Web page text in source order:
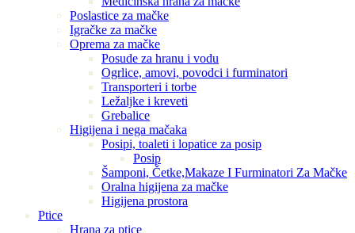
Poslastice za mačke
Igračke za mačke
Oprema za mačke
Posude za hranu i vodu
Ogrlice, amovi, povodci i furminatori
Transporteri i torbe
Ležaljke i kreveti
Grebalice
Higijena i nega mačaka
Posipi, toaleti i lopatice za posip
Posip
Šamponi, Četke,Makaze I Furminatori Za Mačke
Oralna higijena za mačke
Higijena prostora
Ptice
Hrana za ptice